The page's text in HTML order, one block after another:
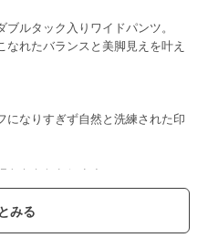
ルタック入りワイドパンツ。
れたバランスと美脚見えを叶え
になりすぎず自然と洗練された印
をもたらします。
コーディネートにマッチし、オン